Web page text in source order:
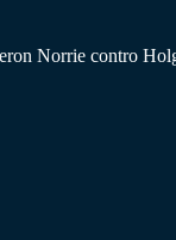
Norrie contro